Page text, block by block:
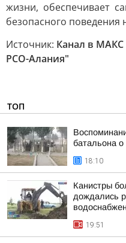
жизни, обеспечивает
безопасного поведения
Источник: Канал в
РСО-Алания"
ТОП
батальона о
18:10
Канистры
дождались
19:51